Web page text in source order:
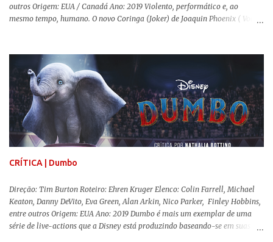
outros Origem: EUA / Canadá Ano: 2019 Violento, performático e, ao
mesmo tempo, humano. O novo Coringa (Joker) de Joaquin Phoenix ( Você
Comics . É importante ressaltar que este não é um filme de herói. E muito
menos de vilão. O longa de Todd Phillips (Se Beber, Não Case!) segue uma
trajetória profunda do reflexo da corrupção da sociedade na vida de um ser
humano, capaz de causar perturbação e desconforto do inicio ao fim da
projeção, e por mais um bom tempo após deixar o cinema. Trata-se de
uma obra difícil de ser "digerida", pois lida com temas sensíveis, como
abuso, doença mental, bullying e violência física. Todo esse turbilhão de
informações molda a mente d...
CRÍTICA | Dumbo
Direção: Tim Burton Roteiro: Ehren Kruger Elenco: Colin Farrell, Michael
Keaton, Danny DeVito, Eva Green, Alan Arkin, Nico Parker, Finley Hobbins,
entre outros Origem: EUA Ano: 2019 Dumbo é mais um exemplar de uma
série de live-actions que a Disney está produzindo baseando-se em suas